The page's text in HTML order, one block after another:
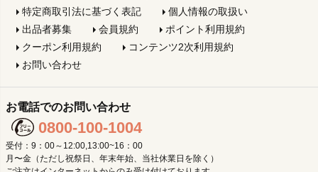
特定商取引法に基づく表記
個人情報の取扱い
出品者募集
会員規約
ポイント利用規約
クーポン利用規約
コンテンツ2次利用規約
お問い合わせ
お電話でのお問い合わせ
0800-100-1004
受付：9：00～12:00,13:00~16：00
月〜金（ただし祝祭日、年末年始、当社休業日を除く）